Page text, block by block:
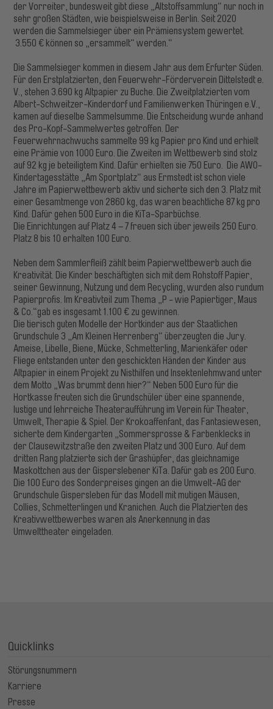
der Vorreiter, bundesweit gibt diese „Altstoffsammlung“ nur noch in
sehr großen Städten, wie beispielsweise in Berlin. Seit 2020
werden die Sammelsieger über ein Prämiensystem gewertet.
3.550 € können so „ersammelt“ werden.“
Die Sammelsieger kommen in diesem Jahr aus dem Erfurter Süden.
Für den Erstplatzierten, den Feuerwehr-Förderverein Dittelstedt e.
V., stehen 3.690 kg Altpapier zu Buche. Die Zweitplatzierten vom
Albert-Schweitzer-Kinderdorf und Familienwerken Thüringen e.V.,
kamen auf dieselbe Sammelsumme. Die Entscheidung wurde anhand
des Pro-Kopf-Sammelwertes getroffen. Der
Feuerwehrnachwuchs sammelte 99 kg Papier pro Kind und erhielt
eine Prämie von 1000 Euro. Die Zweiten im Wettbewerb sind stolz
auf 92 kg je beteiligtem Kind. Dafür erhielten sie 750 Euro. Die AWO-
Kindertagesstätte „Am Sportplatz“ aus Ermstedt ist schon viele
Jahre im Papierwettbewerb aktiv und sicherte sich den 3. Platz mit
einer Gesamtmenge von 2860 kg, das waren beachtliche 87 kg pro
Kind. Dafür gehen 500 Euro in die KiTa-Sparbüchse.
Die Einrichtungen auf Platz 4 – 7 freuen sich über jeweils 250 Euro.
Platz 8 bis 10 erhalten 100 Euro.
Neben dem Sammlerfleiß zählt beim Papierwettbewerb auch die
Kreativität. Die Kinder beschäftigten sich mit dem Rohstoff Papier,
seiner Gewinnung, Nutzung und dem Recycling, wurden also rundum
Papierprofis. Im Kreativteil zum Thema „P - wie Papiertiger, Maus
& Co.“gab es insgesamt 1.100 € zu gewinnen.
Die tierisch guten Modelle der Hortkinder aus der Staatlichen
Grundschule 3 „Am Kleinen Herrenberg“ überzeugten die Jury.
Ameise, Libelle, Biene, Mücke, Schmetterling, Marienkäfer oder
Fliege entstanden unter den geschickten Händen der Kinder aus
Altpapier in einem Projekt zu Nisthilfen und Insektenlehmwand unter
dem Motto „Was brummt denn hier?“ Neben 500 Euro für die
Hortkasse freuten sich die Grundschüler über eine spannende,
lustige und lehrreiche Theateraufführung im Verein für Theater,
Umwelt, Therapie & Spiel. Der Krokoaffenfant, das Fantasiewesen,
sicherte dem Kindergarten „Sommersprosse & Farbenklecks in
der Clausewitzstraße den zweiten Platz und 300 Euro. Auf dem
dritten Rang platzierte sich der Grashüpfer, das gleichnamige
Maskottchen aus der Gisperslebener KiTa. Dafür gab es 200 Euro.
Die 100 Euro des Sonderpreises gingen an die Umwelt-AG der
Grundschule Gispersleben für das Modell mit mutigen Mäusen,
Collies, Schmetterlingen und Kranichen. Auch die Platzierten des
Kreativwettbewerbes waren als Anerkennung in das
Umwelttheater eingeladen.
Quicklinks
Störungsnummern
Karriere
Presse